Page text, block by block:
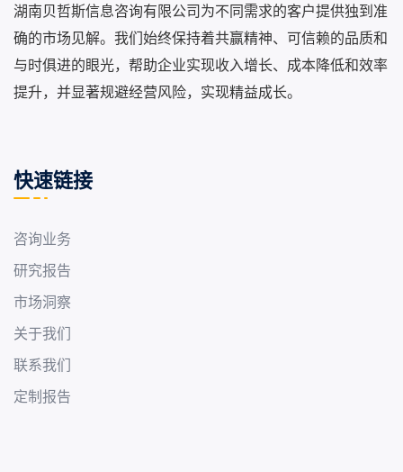
湖南贝哲斯信息咨询有限公司为不同需求的客户提供独到准
确的市场见解。我们始终保持着共赢精神、可信赖的品质和
与时俱进的眼光，帮助企业实现收入增长、成本降低和效率
提升，并显著规避经营风险，实现精益成长。
快速链接
咨询业务
研究报告
市场洞察
关于我们
联系我们
定制报告